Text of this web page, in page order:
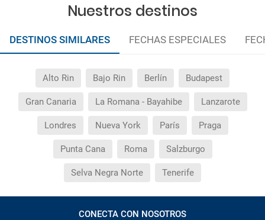
Nuestros destinos
DESTINOS SIMILARES FECHAS ESPECIALES
Alto Rin Bajo Rin Berlín Budapest
Gran Canaria La Romana - Bayahibe Lanzarote
Londres Nueva York París Praga
Punta Cana Roma Salzburgo
Selva Negra Norte Tenerife
CONECTA CON NOSOTROS